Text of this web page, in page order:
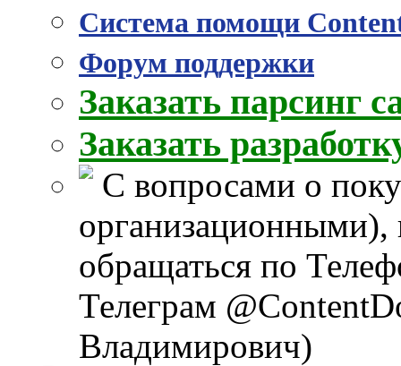
Система помощи
Форум поддержки
Заказать парсинг
Заказать
С вопросами о
обращаться по
Телеграм
Владимирович)